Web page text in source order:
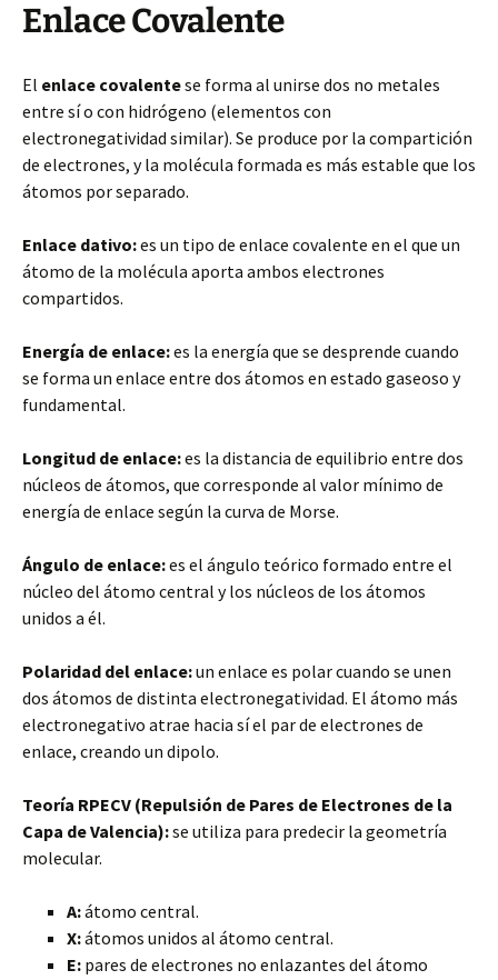
Enlace Covalente
El enlace covalentese forma al unirse dos no metales
entre sí o con hidrógeno (elementos con
electronegatividad similar). Se produce por la compartición
de electrones, y la molécula formada es más estable que los
átomos por separado.
Enlace dativo:es un tipo de enlace covalente en el que un
átomo de la molécula aporta ambos electrones
compartidos.
Energía de enlace:es la energía que se desprende cuando
se forma un enlace entre dos átomos en estado gaseoso y
fundamental.
Longitud de enlace:es la distancia de equilibrio entre dos
núcleos de átomos, que corresponde al valor mínimo de
energía de enlace según la curva de Morse.
Ángulo de enlace:es el ángulo teórico formado entre el
núcleo del átomo central y los núcleos de los átomos
unidos a él.
Polaridad del enlace:un enlace es polar cuando se unen
dos átomos de distinta electronegatividad. El átomo más
electronegativo atrae hacia sí el par de electrones de
enlace, creando un dipolo.
Teoría RPECV (Repulsión de Pares de Electrones de la
Capa de Valencia):se utiliza para predecir la geometría
molecular.
A:átomo central.
X:átomos unidos al átomo central.
E: pares de electrones no enlazantes del átomo